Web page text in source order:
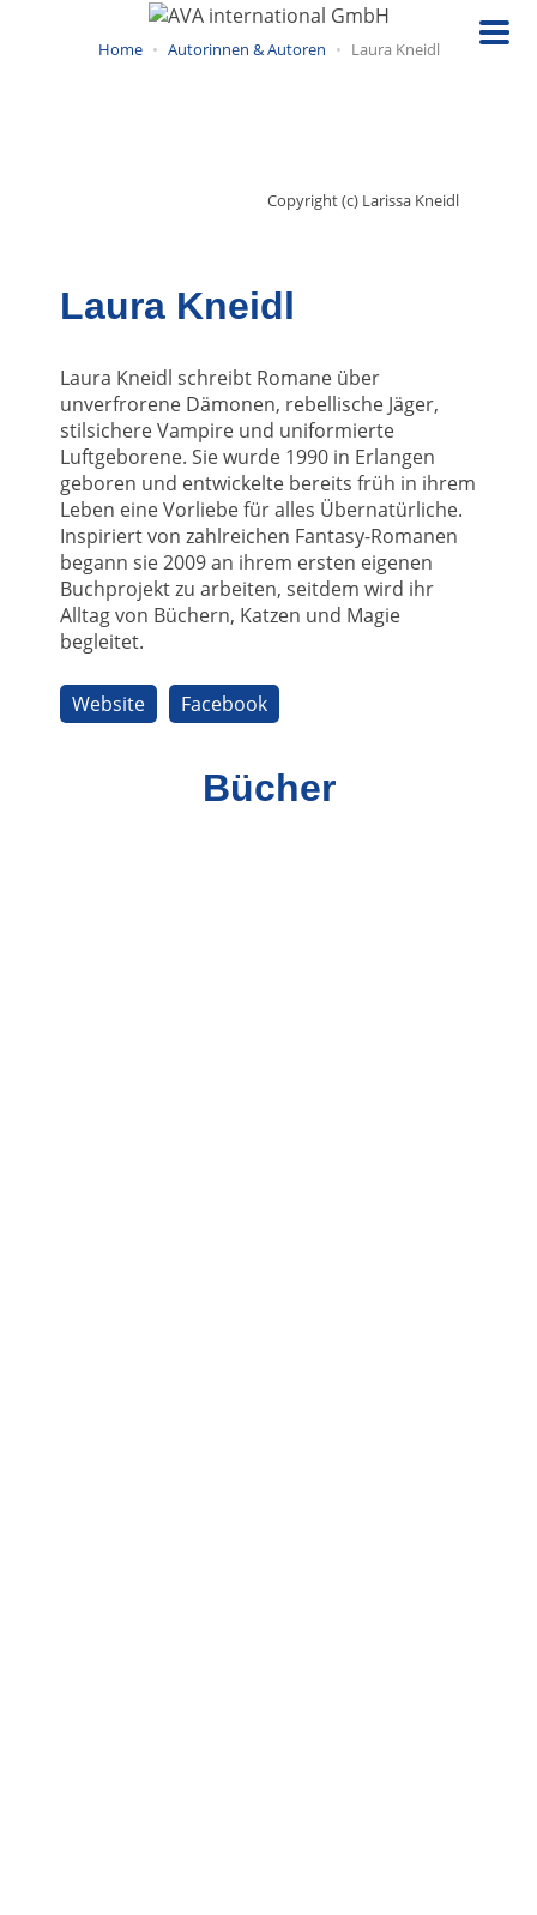
Home Autorinnen & Autoren Laura Kneidl
Copyright (c) Larissa Kneidl
Laura Kneidl
Laura Kneidl schreibt Romane über
unverfrorene Dämonen, rebellische Jäger,
stilsichere Vampire und uniformierte
Luftgeborene. Sie wurde 1990 in Erlangen
geboren und entwickelte bereits früh in ihrem
Leben eine Vorliebe für alles Übernatürliche.
Inspiriert von zahlreichen Fantasy-Romanen
begann sie 2009 an ihrem ersten eigenen
Buchprojekt zu arbeiten, seitdem wird ihr
Alltag von Büchern, Katzen und Magie
begleitet.
Website Facebook
Bücher